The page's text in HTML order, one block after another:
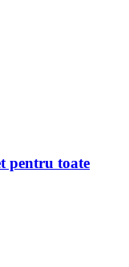
pentru toate